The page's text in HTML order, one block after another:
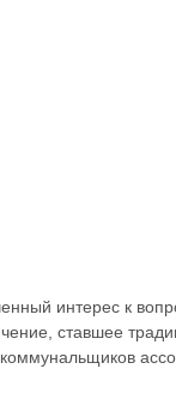
интерес к
ставшее